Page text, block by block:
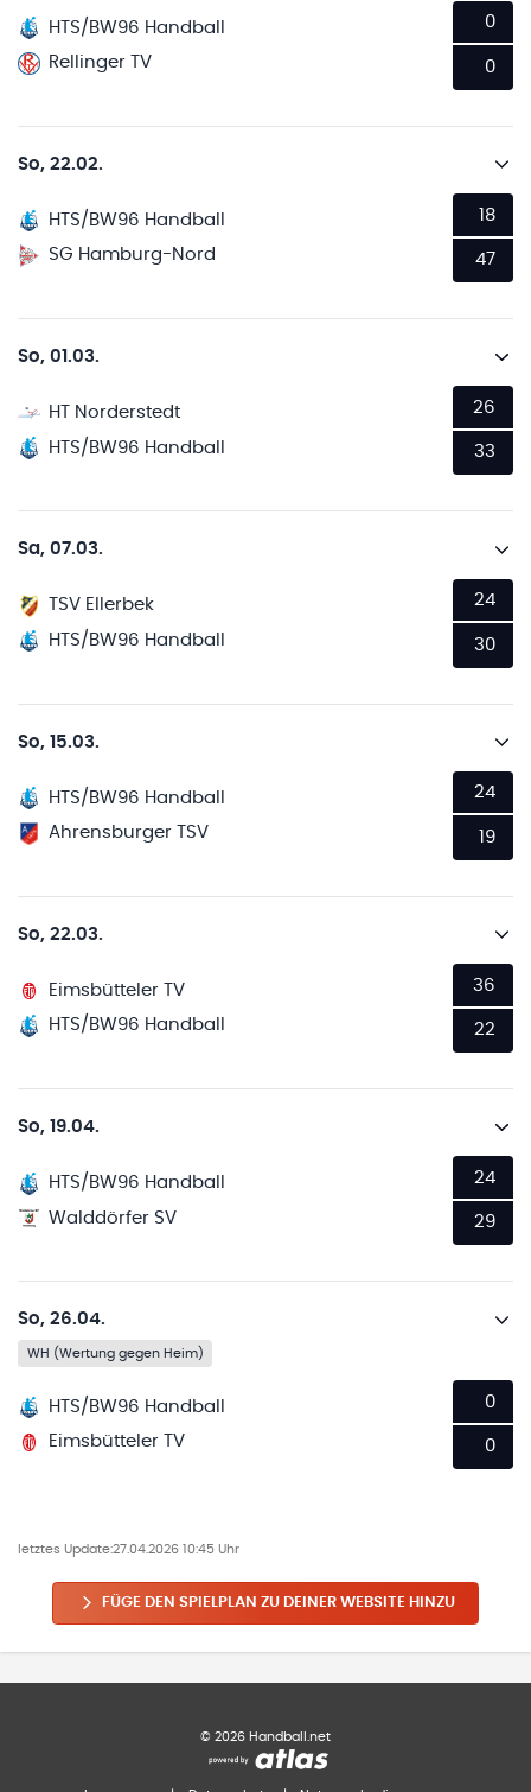
HTS/BW96 Handball
Rellinger TV
0
0
So, 22.02.
HTS/BW96 Handball
SG Hamburg-Nord
18
47
So, 01.03.
HT Norderstedt
HTS/BW96 Handball
26
33
Sa, 07.03.
TSV Ellerbek
HTS/BW96 Handball
24
30
So, 15.03.
HTS/BW96 Handball
Ahrensburger TSV
24
19
So, 22.03.
Eimsbütteler TV
HTS/BW96 Handball
36
22
So, 19.04.
HTS/BW96 Handball
Walddörfer SV
24
29
So, 26.04.
WH (Wertung gegen Heim)
HTS/BW96 Handball
Eimsbütteler TV
0
0
letztes Update:27.04.2026 10:45 Uhr
FÜGE DEN SPIELPLAN ZU DEINER WEBSITE HINZU
© 2026 Handball.net